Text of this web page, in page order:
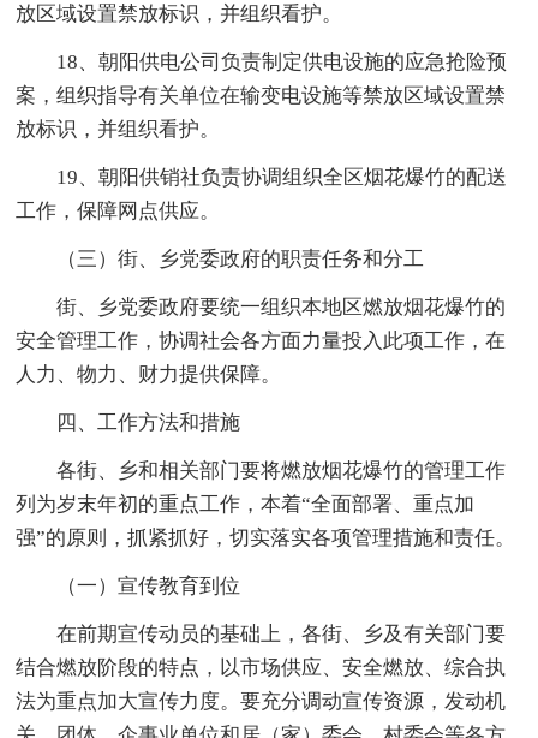
放区域设置禁放标识，并组织看护。
18、朝阳供电公司负责制定供电设施的应急抢险预
案，组织指导有关单位在输变电设施等禁放区域设置禁
放标识，并组织看护。
19、朝阳供销社负责协调组织全区烟花爆竹的配送
工作，保障网点供应。
（三）街、乡党委政府的职责任务和分工
街、乡党委政府要统一组织本地区燃放烟花爆竹的
安全管理工作，协调社会各方面力量投入此项工作，在
人力、物力、财力提供保障。
四、工作方法和措施
各街、乡和相关部门要将燃放烟花爆竹的管理工作
列为岁末年初的重点工作，本着“全面部署、重点加
强”的原则，抓紧抓好，切实落实各项管理措施和责任。
（一）宣传教育到位
在前期宣传动员的基础上，各街、乡及有关部门要
结合燃放阶段的特点，以市场供应、安全燃放、综合执
法为重点加大宣传力度。要充分调动宣传资源，发动机